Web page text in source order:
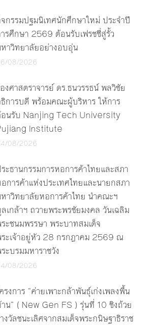
กรรมปฐมนิเทศนักศึกษาใหม่ ประจำปี
รศึกษา 2569 ต้อนรับเฟรชชี่สู่รั้ว
าวิทยาลัยอย่างอบอุ่น
08/2026
งศาสตราจารย์ ดร.ธนวรรธน์ พลวิชัย
การบดี พร้อมคณะผู้บริหาร ให้การ
นรับ Nanjing Tech University
Institute
08/2026
ะธานกรรมการหอการค้าไทยและสภา
การค้าแห่งประเทศไทยและนายกสภา
าวิทยาลัยหอการค้าไทย นำคณะฯ
เกล้าฯ ถวายพระพรชัยมงคล วันเฉลิม
ะชนมพรรษา พระบาทสมเด็จ
ะเจ้าอยู่หัว 28 กรกฎาคม 2569 ณ
ะบรมมหาราชวัง
08/2026
รงการ “ค่ายเพาะกล้าพันธุ์เก่งเพลงพื้น
น” ( New Gen FS ) รุ่นที่ 10 ชิงถ้วย
งวัลชนะเลิศจากสมเด็จพระกนิษฐาธิราช